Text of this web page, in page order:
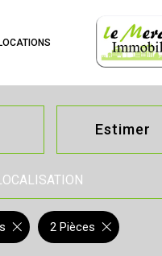
pro
Estimer
2 Pièces